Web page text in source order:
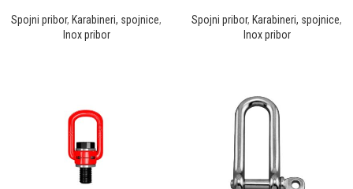
Spojni pribor, Karabineri, spojnice,
Inox pribor
Spojni pribor, Karabineri, spojnice,
Inox pribor